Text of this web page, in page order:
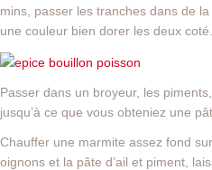
mins, passer les tranches dans de
une couleur bien dorer les deux coté.
Passer dans un broyeur, les
jusqu’à ce que vous obteniez une
Chauffer une marmite assez fond
oignons et la pâte d’ail et piment,